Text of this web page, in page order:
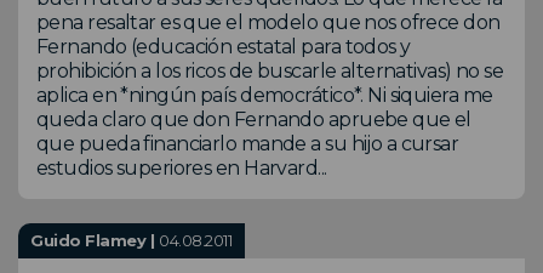
pena resaltar es que el modelo que nos ofrece don
Fernando (educación estatal para todos y
prohibición a los ricos de buscarle alternativas) no se
aplica en *ningún país democrático*. Ni siquiera me
queda claro que don Fernando apruebe que el
que pueda financiarlo mande a su hijo a cursar
estudios superiores en Harvard...
Guido Flamey | 04.08.2011